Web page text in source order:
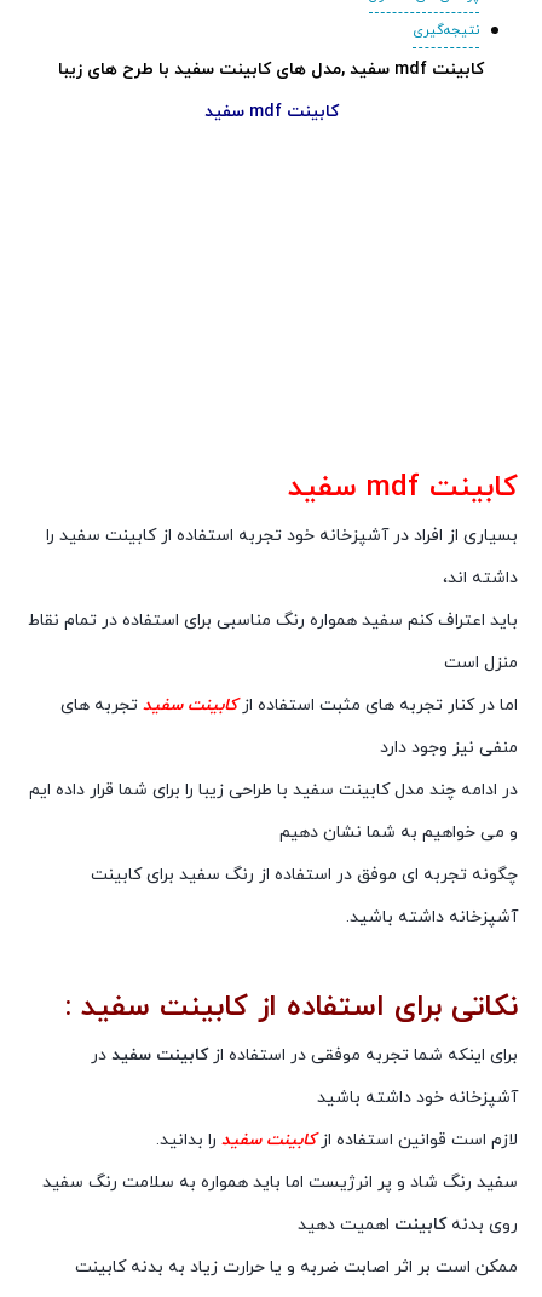
نتیجه‌گیری
کابینت mdf سفید ,مدل های کابینت سفید با طرح های زیبا
کابینت mdf سفید
کابینت
بسیاری از افراد در آشپزخانه خود تجربه استفاده از کابینت سفید را
داشته اند،
باید اعتراف کنم سفید همواره رنگ مناسبی برای استفاده در تمام نقاط
منزل است
اما در کنار تجربه های مثبت استفاده ازکابینت سفید تجربه های
منفی نیز وجود دارد
در ادامه چند مدل کابینت سفید با طراحی زیبا را برای شما قرار داده ایم
و می خواهیم به شما نشان دهیم
چگونه تجربه ای موفق در استفاده از رنگ سفید برای کابینت
آشپزخانه داشته باشید.
نکاتی برای استفاده از کابینت سفید :
برای اینکه شما تجربه موفقی در استفاده ازکابینت سفید در
آشپزخانه خود داشته باشید
لازم است قوانین استفاده ازکابینت سفید را بدانید.
سفید رنگ شاد و پر انرژیست اما باید همواره به سلامت رنگ سفید
روی بدنهکابینت اهمیت دهید
ممکن است بر اثر اصابت ضربه و یا حرارت زیاد به بدنه کابینت